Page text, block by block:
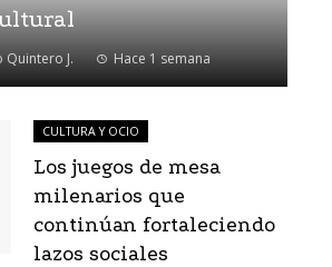
J. Hace 1 semana
CULTURA Y OCIO
Los juegos de mesa
milenarios que
continúan fortaleciendo
lazos sociales